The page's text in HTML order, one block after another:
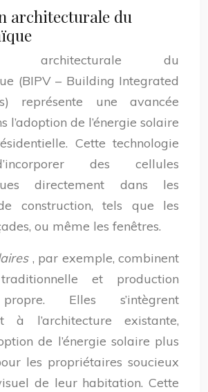
architecturale du
architecturale du
(BIPV – Building Integrated
représente une avancée
l’adoption de l’énergie solaire
Cette technologie
des cellules
directement dans les
construction, tels que les
ou même les fenêtres.
, par exemple, combinent
et production
Elles s’intègrent
à l’architecture existante,
de l’énergie solaire plus
les propriétaires soucieux
de leur habitation. Cette